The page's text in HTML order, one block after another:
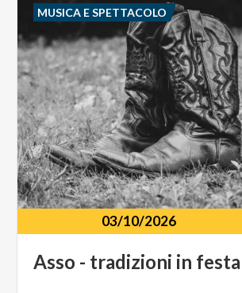
03/10/2026
Asso - tradizioni in festa
MUSICA E SPETTACOLO